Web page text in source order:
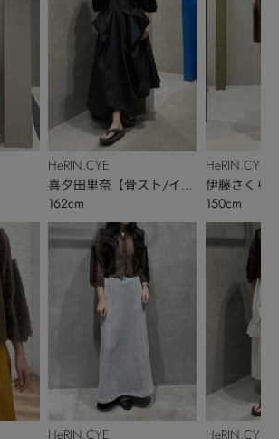
HeRIN.CYE
喜夕田里奈【骨スト/イエ
ベ秋】
162cm
HeRIN.CYE
HeRIN.CYE
伊藤さくら
150cm
HeRIN.CYE